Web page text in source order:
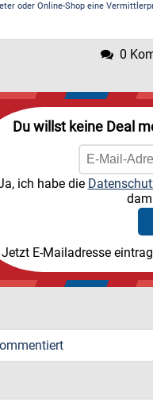
oder Online-Shop eine
0
Du willst keine Deal
ich habe die
Jetzt E-Mailadresse